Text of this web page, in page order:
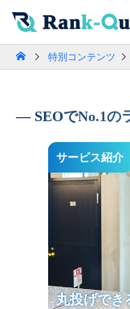
特別コンテンツ
SEOでNo.1の
サービス紹介
丸投げでき